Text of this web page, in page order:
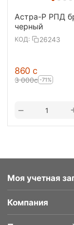
Астра-Р РПД
черный
КОД: 26243
‍860‍ с
3 000с -71%
−
Моя учетная
Компания